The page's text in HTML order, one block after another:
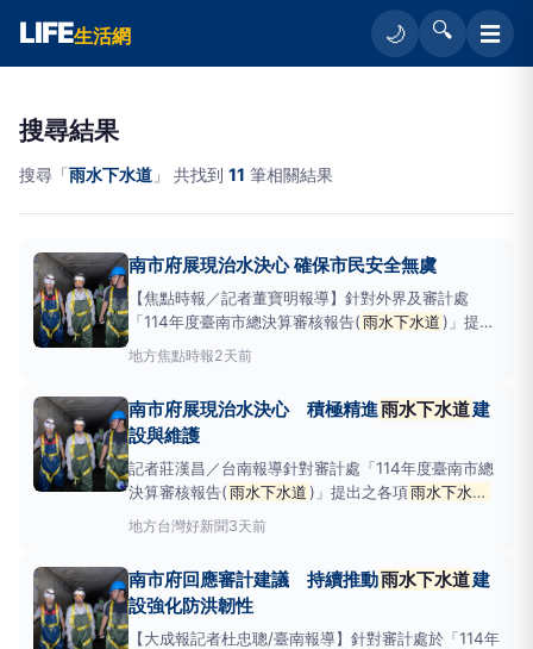
LIFE生活網 🌙 🔍 ☰
搜尋結果
搜尋「雨水下水道 」 共找到 11 筆相關結果
南市府展現治水決心 確保市民安全無虞
【焦點時報／記者董寶明報導】針對外界及審計處
「114年度臺南市總決算審核報告(雨水下水道 )」提出
之各項
雨水下水道
水利局表示高度重視，並感謝各界對市政的監督與指
標，近年已積極爭取中央經費並自籌預算，針對下水道
實施率、老舊箱
地方焦點時報2天前
南市府展現治水決心 積極精進雨水下水道建
設與維護
記者莊漢昌／台南報導針對審計處「114年度臺南市總
決算審核報告(雨水下水道 )」提出之各項雨水下水道
建設與維護管理建言，臺南市政府甚表重視。市府強
調，保障民眾生命財產安全為施政首要目標，近年已積
箱涵修繕及管線穿越等問題，均已擬定具體改善計畫並
落實執行中。
地方台灣好新聞3天前
南市府回應審計建議 持續推動雨水下水道建
設強化防洪韌性
【大成報記者杜忠聰/臺南報導】針對審計處於「114年